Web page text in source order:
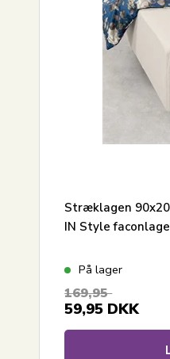
Stræklagen
IN Style
På lager
169,95
59,95 DKK